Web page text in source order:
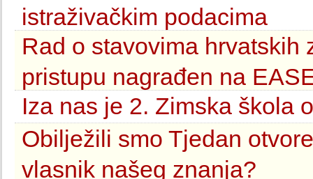
istraživačkim podacima
Rad o stavovima hrvatskih
pristupu nagrađen na
Iza nas je 2. Zimska škola
Obilježili smo Tjedan
vlasnik našeg znanja?